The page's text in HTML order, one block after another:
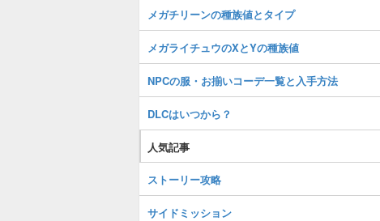
メガチリーンの種族値とタイプ
メガライチュウのXとYの種族値
NPCの服・お揃いコーデ一覧と入手方法
DLCはいつから？
人気記事
ストーリー攻略
サイドミッション